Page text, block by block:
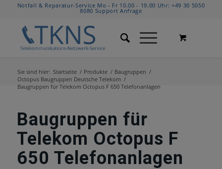
Notfall & Reparatur-Service Mo - Fr 10.00 - 19.00 Uhr:+49 30 5050
8080 Support Anfrage
Sie sind hier: Startseite / Produkte / Baugruppen /
Octopus Baugruppen Deutsche Telekom /
Baugruppen für Telekom Octopus F 650 Telefonanlagen
Baugruppen für
Telekom Octopus F
650 Telefonanlagen